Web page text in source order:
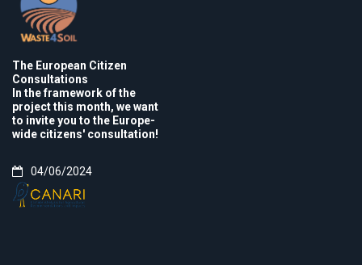
The European Citizen
Consultations
In the framework of the
project this month, we want
to invite you to the Europe-
wide citizens' consultation!
04/06/2024